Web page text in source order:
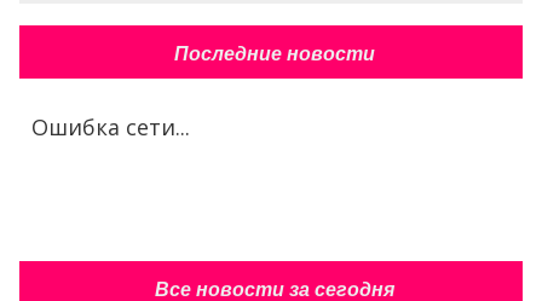
Последние новости
Ошибка сети...
Все новости за сегодня